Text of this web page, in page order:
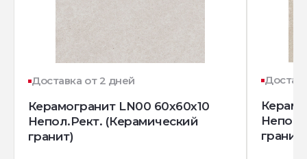
Доставка от 2 дней
Керамогранит LN00 60x60x10
Непол.Рект. (Керамический
гранит)
гранит)